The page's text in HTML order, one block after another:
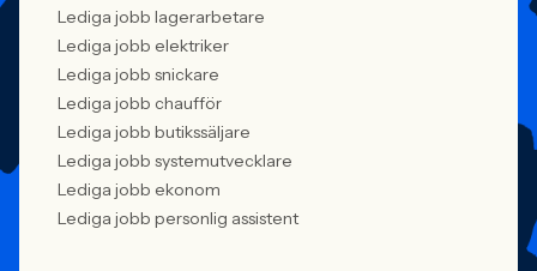
Lediga jobb lagerarbetare
Lediga jobb elektriker
Lediga jobb snickare
Lediga jobb chaufför
Lediga jobb butikssäljare
Lediga jobb systemutvecklare
Lediga jobb ekonom
Lediga jobb personlig assistent